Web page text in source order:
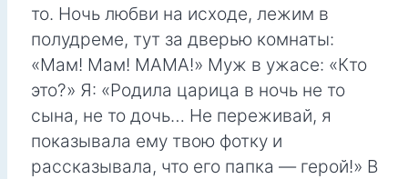
то. Ночь любви на исходе, лежим в
полудреме, тут за дверью комнаты:
«Мам! Мам! МАМА!» Муж в ужасе: «Кто
это?» Я: «Родила царица в ночь не то
сына, не то дочь… Не переживай, я
показывала ему твою фотку и
рассказывала, что его папка — герой!» В